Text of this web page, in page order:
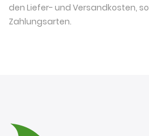
den Liefer- und Versandkosten,
Zahlungsarten.